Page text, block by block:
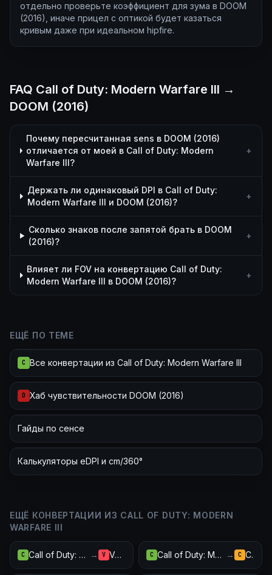
отдельно проверьте коэффициент для зума в DOOM
(2016), иначе прицел с оптикой будет казаться
кривым даже при идеальном hipfire.
FAQ Call of Duty: Modern Warfare III →
DOOM (2016)
Почему пересчитанная sens в DOOM (2016)
отличается от моей в Call of Duty: Modern
Warfare III?
+
Держать ли одинаковый DPI в Call of Duty:
Modern Warfare III и DOOM (2016)?
+
Сколько знаков после запятой брать в DOOM
(2016)?
+
Влияет ли FOV на конвертацию Call of Duty:
Modern Warfare III в DOOM (2016)?
+
ЕЩЁ ПО ТЕМЕ
C Все конвертации из Call of Duty: Modern Warfare III
D Хаб чувствительности DOOM (2016)
Гайды по сенсе
Калькуляторы eDPI и cm/360°
ЕЩЁ КОНВЕРТАЦИИ ИЗ CALL OF DUTY: MODERN
WARFARE III
C Call of Duty: Modern Warfare III → V Valorant C Call of Duty: Modern Warfare III → C CS2